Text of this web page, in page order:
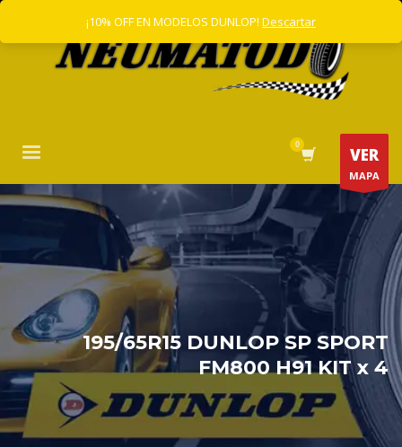
VER
MAPA
195/65R15 DUNLOP SP SPORT
FM800 H91 KIT x 4
¡10% OFF EN MODELOS DUNLOP! Descartar